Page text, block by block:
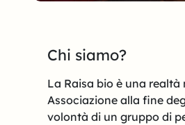
Chi siamo?
La Raisa bio è una realtà
Associazione alla fine
volontà di un gruppo di